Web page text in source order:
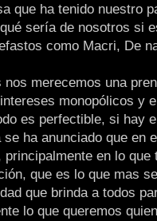
que ha tenido nuestro
sería de nosotros si
como Macri, De
merecemos una
monopólicos y
es perfectible, si hay
ha anunciado que en
en lo que
que es lo que mas
que brinda a todos
lo que queremos